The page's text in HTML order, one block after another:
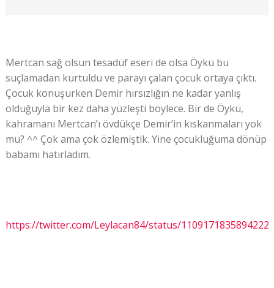
Mertcan sağ olsun tesadüf eseri de olsa Öykü bu
suçlamadan kurtuldu ve parayı çalan çocuk ortaya çıktı.
Çocuk konuşurken Demir hırsızlığın ne kadar yanlış
olduğuyla bir kez daha yüzleşti böylece. Bir de Öykü,
kahramanı Mertcan’ı övdükçe Demir’in kıskanmaları yok
mu? ^^ Çok ama çok özlemiştik. Yine çocukluğuma dönüp
babamı hatırladım.
https://twitter.com/Leylacan84/status/